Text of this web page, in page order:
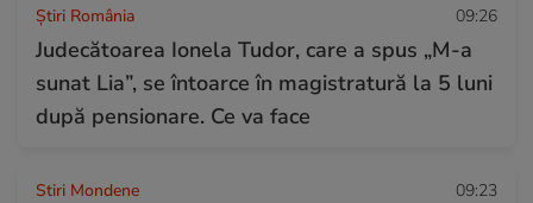
Știri România 09:26
Judecătoarea Ionela Tudor, care a spus „M-a
sunat Lia”, se întoarce în magistratură la 5 luni
după pensionare. Ce va face
Stiri Mondene 09:23